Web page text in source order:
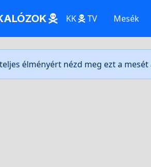
KK TV Mesék
élményért nézd meg ezt a mesét